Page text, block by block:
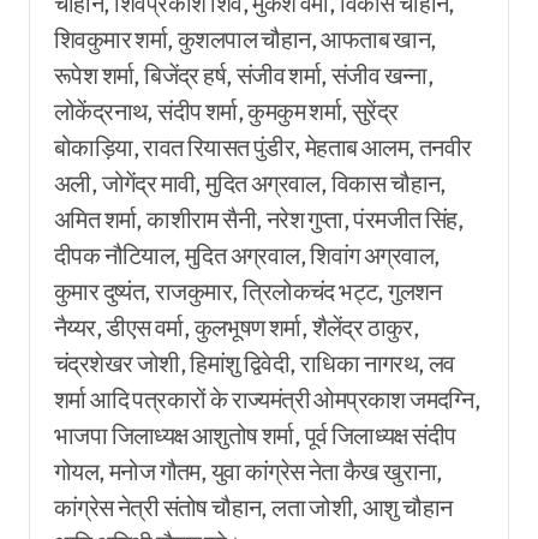
शिवकुमार शर्मा, कुशलपाल चौहान, आफताब खान,
रूपेश शर्मा, बिजेंद्र हर्ष, संजीव शर्मा, संजीव खन्ना,
लोकेंद्रनाथ, संदीप शर्मा, कुमकुम शर्मा, सुरेंद्र
बोकाड़िया, रावत रियासत पुंडीर, मेहताब आलम, तनवीर
अली, जोगेंद्र मावी, मुदित अग्रवाल, विकास चौहान,
अमित शर्मा, काशीराम सैनी, नरेश गुप्ता, पंरमजीत सिंह,
दीपक नौटियाल, मुदित अग्रवाल, शिवांग अग्रवाल,
कुमार दुष्यंत, राजकुमार, त्रिलोकचंद भट्ट, गुलशन
नैय्यर, डीएस वर्मा, कुलभूषण शर्मा, शैलेंद्र ठाकुर,
चंद्रशेखर जोशी, हिमांशु द्विवेदी, राधिका नागरथ, लव
शर्मा आदि पत्रकारों के राज्यमंत्री ओमप्रकाश जमदग्नि,
भाजपा जिलाध्यक्ष आशुतोष शर्मा, पूर्व जिलाध्यक्ष संदीप
गोयल, मनोज गौतम, युवा कांग्रेस नेता कैख खुराना,
कांग्रेस नेत्री संतोष चौहान, लता जोशी, आशु चौहान